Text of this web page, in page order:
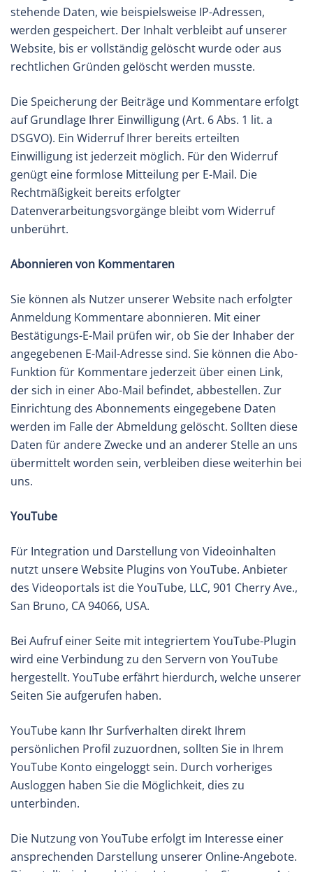
stehende Daten, wie beispielsweise IP-Adressen,
werden gespeichert. Der Inhalt verbleibt auf unserer
Website, bis er vollständig gelöscht wurde oder aus
rechtlichen Gründen gelöscht werden musste.
Die Speicherung der Beiträge und Kommentare erfolgt
auf Grundlage Ihrer Einwilligung (Art. 6 Abs. 1 lit. a
DSGVO). Ein Widerruf Ihrer bereits erteilten
Einwilligung ist jederzeit möglich. Für den Widerruf
genügt eine formlose Mitteilung per E-Mail. Die
Rechtmäßigkeit bereits erfolgter
Datenverarbeitungsvorgänge bleibt vom Widerruf
unberührt.
Abonnieren von Kommentaren
Sie können als Nutzer unserer Website nach erfolgter
Anmeldung Kommentare abonnieren. Mit einer
Bestätigungs-E-Mail prüfen wir, ob Sie der Inhaber der
angegebenen E-Mail-Adresse sind. Sie können die Abo-
Funktion für Kommentare jederzeit über einen Link,
der sich in einer Abo-Mail befindet, abbestellen. Zur
Einrichtung des Abonnements eingegebene Daten
werden im Falle der Abmeldung gelöscht. Sollten diese
Daten für andere Zwecke und an anderer Stelle an uns
übermittelt worden sein, verbleiben diese weiterhin bei
uns.
YouTube
Für Integration und Darstellung von Videoinhalten
nutzt unsere Website Plugins von YouTube. Anbieter
des Videoportals ist die YouTube, LLC, 901 Cherry Ave.,
San Bruno, CA 94066, USA.
Bei Aufruf einer Seite mit integriertem YouTube-Plugin
wird eine Verbindung zu den Servern von YouTube
hergestellt. YouTube erfährt hierdurch, welche unserer
Seiten Sie aufgerufen haben.
YouTube kann Ihr Surfverhalten direkt Ihrem
persönlichen Profil zuzuordnen, sollten Sie in Ihrem
YouTube Konto eingeloggt sein. Durch vorheriges
Ausloggen haben Sie die Möglichkeit, dies zu
unterbinden.
Die Nutzung von YouTube erfolgt im Interesse einer
ansprechenden Darstellung unserer Online-Angebote.